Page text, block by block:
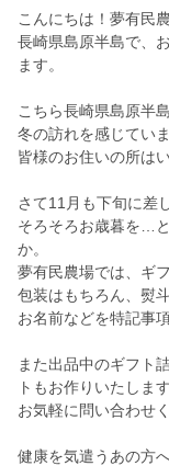
こんにちは！夢有民
長崎県島原半島で、
ます。
こちら長崎県島原半
冬の訪れを感じていま
皆様のお住いの所は
さて11月も下旬に差
そろそろお歳暮を…
か。
夢有民農場では、ギ
包装はもちろん、熨
お名前などを特記事
また出品中のギフト
トもお作りいたします
お気軽に問い合わせ
健康を気遣うあの方